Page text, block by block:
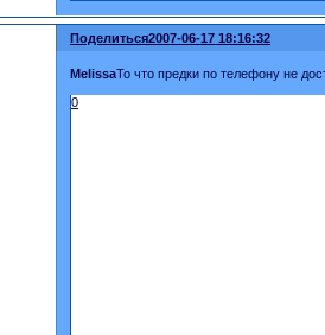
Поделиться2007-06-17 18:16:32
MelissaТо что предки по телефону не
0